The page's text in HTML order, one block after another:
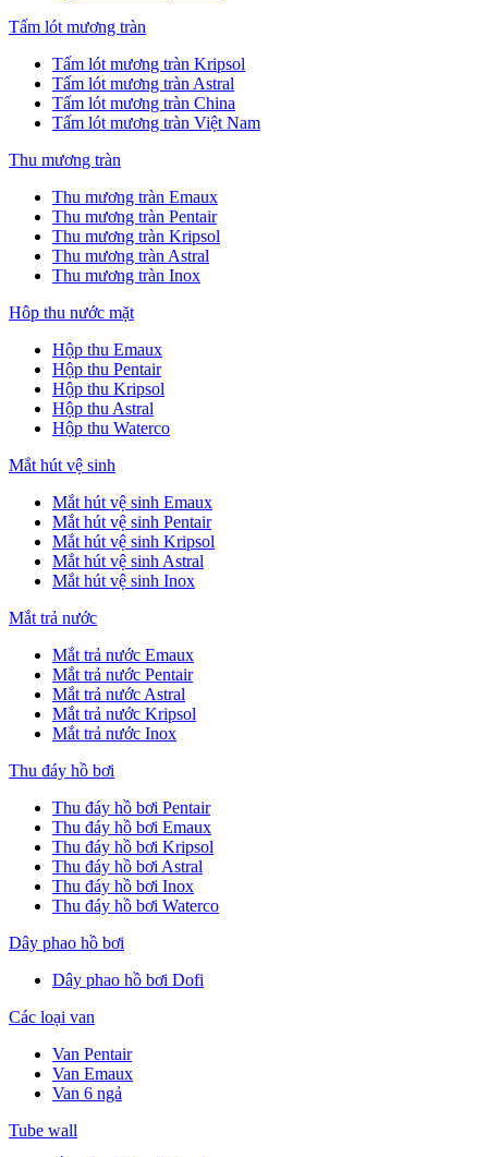
Tấm lót mương tràn
Tấm lót mương tràn Kripsol
Tấm lót mương tràn Astral
Tấm lót mương tràn China
Tấm lót mương tràn Việt Nam
Thu mương tràn
Thu mương tràn Emaux
Thu mương tràn Pentair
Thu mương tràn Kripsol
Thu mương tràn Astral
Thu mương tràn Inox
Hôp thu nước mặt
Hộp thu Emaux
Hộp thu Pentair
Hộp thu Kripsol
Hộp thu Astral
Hộp thu Waterco
Mắt hút vệ sinh
Mắt hút vệ sinh Emaux
Mắt hút vệ sinh Pentair
Mắt hút vệ sinh Kripsol
Mắt hút vệ sinh Astral
Mắt hút vệ sinh Inox
Mắt trả nước
Mắt trả nước Emaux
Mắt trả nước Pentair
Mắt trả nước Astral
Mắt trả nước Kripsol
Mắt trả nước Inox
Thu đáy hồ bơi
Thu đáy hồ bơi Pentair
Thu đáy hồ bơi Emaux
Thu đáy hồ bơi Kripsol
Thu đáy hồ bơi Astral
Thu đáy hồ bơi Inox
Thu đáy hồ bơi Waterco
Dây phao hồ bơi
Dây phao hồ bơi Dofi
Các loại van
Van Pentair
Van Emaux
Van 6 ngả
Tube wall